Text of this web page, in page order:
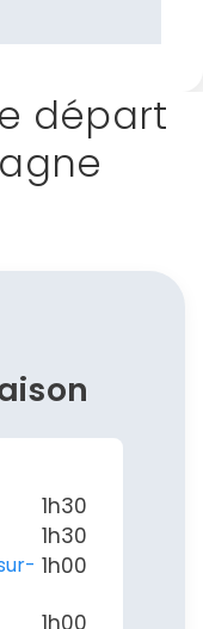
départ
1h30
1h30
1h00
1h00